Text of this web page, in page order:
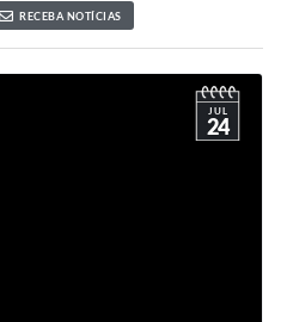
RECEBA NOTÍCIAS
JUL
24